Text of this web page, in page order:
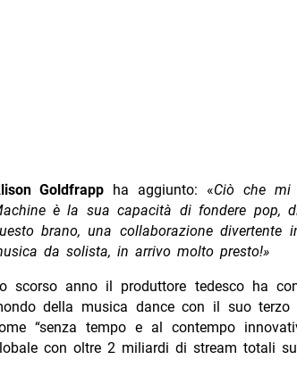
Goldfrapp ha aggiunto: «Ciò che mi
è la sua capacità di fondere pop,
brano, una collaborazione
da solista, in arrivo molto presto!»
scorso anno il produttore tedesco ha
della musica dance con il suo
“senza tempo e al contempo
con oltre 2 miliardi di stream totali